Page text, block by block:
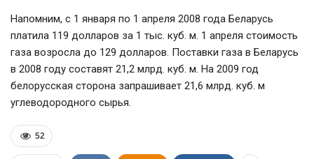
Напомним, с 1 января по 1 апреля 2008 года Беларусь
платила 119 долларов за 1 тыс. куб. м. 1 апреля стоимость
газа возросла до 129 долларов. Поставки газа в Беларусь
в 2008 году составят 21,2 млрд. куб. м. На 2009 год
белорусская сторона запрашивает 21,6 млрд. куб. м
углеводородного сырья.
52